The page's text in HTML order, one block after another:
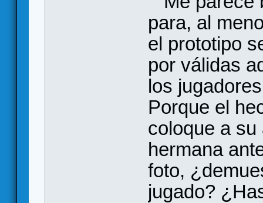
para, al
el prototipo
por válidas
los
Porque el
coloque a
hermana
foto,
jugado?